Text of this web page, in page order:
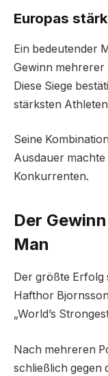
Europas
Ein bedeutender
Gewinn mehrerer
Diese Siege
stärksten
Seine
Ausdauer
Konkurrenten.
Der
Man
Der größte
Hafthor
„World’s
Nach mehreren
schließlich gegen